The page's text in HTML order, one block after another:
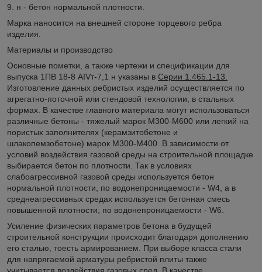
9. н - бетон нормальной плотности.
Марка наносится на внешней стороне торцевого ребра
изделия.
Материалы и производство
Основные пометки, а также чертежи и спецификации для
выпуска 1ПВ 18-8 АIVт-7,1 н указаны в Серии 1.465.1-13.
Изготовление данных ребристых изделий осуществляется по
агрегатно-поточной или стендовой технологии, в стальных
формах. В качестве главного материала могут использоваться
различные бетоны - тяжелый марок М300-М600 или легкий на
пористых заполнителях (керамзитобетоне и
шлакопемзобетоне) марок М300-М400. В зависимости от
условий воздействия газовой среды на строительной площадке
выбирается бетон по плотности. Так в условиях
слабоагрессивной газовой среды используется бетон
нормальной плотности, по водонепроницаемости - W4, а в
среднеагрессивных средах используется бетонная смесь
повышенной плотности, по водонепроницаемости - W6.
Усиление физических параметров бетона в будущей
строительной конструкции происходит благодаря дополнению
его сталью, тоесть армированием. При выборе класса стали
для напрягаемой арматуры ребристой плиты также